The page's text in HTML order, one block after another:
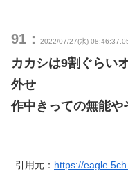
91： 2022/07/27(水)
カカシは9割ぐらい
外せ
作中きっての無能や
引用元： https://